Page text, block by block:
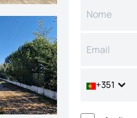
+351